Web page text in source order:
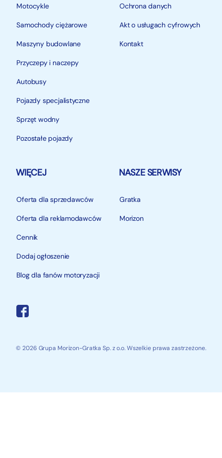
Motocykle
Samochody ciężarowe
Maszyny budowlane
Przyczepy i naczepy
Autobusy
Pojazdy specjalistyczne
Sprzęt wodny
Pozostałe pojazdy
Ochrona danych
Akt o usługach cyfrowych
Kontakt
WIĘCEJ
Oferta dla sprzedawców
Oferta dla reklamodawców
Cennik
Dodaj ogłoszenie
Blog dla fanów motoryzacji
NASZE SERWISY
Gratka
Morizon
© 2026 Grupa Morizon-Gratka Sp. z o.o. Wszelkie prawa zastrzeżone.